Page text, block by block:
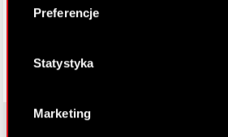
Identyfikować Twoje
analizując
palca)
osobiste dane są przetwarzane
preferencje w
Preferencje
Statystyka
Marketing